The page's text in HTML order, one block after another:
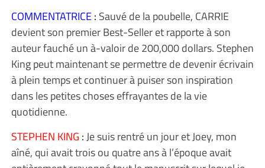
COMMENTATRICE: Sauvé de la poubelle, CARRIE
devient son premier Best-Seller et rapporte à son
auteur fauché un à-valoir de 200,000 dollars. Stephen
King peut maintenant se permettre de devenir écrivain
à plein temps et continuer à puiser son inspiration
dans les petites choses effrayantes de la vie
quotidienne.
STEPHEN KING :Je suis rentré un jour et Joey, mon
aîné, qui avait trois ou quatre ans à l’époque avait